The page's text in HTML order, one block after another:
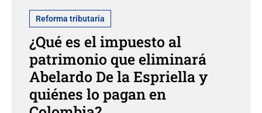
Reforma tributaria
¿Qué es el impuesto al
patrimonio que eliminará
Abelardo De la Espriella y
quiénes lo pagan en